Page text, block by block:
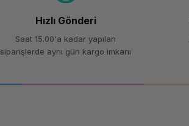
Hızlı Gönderi
Saat 15.00'a kadar yapılan
siparişlerde aynı gün kargo imkanı